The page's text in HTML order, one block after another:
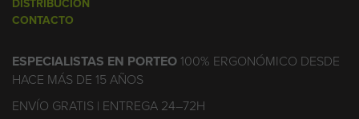
CONTACTO
ESPECIALISTAS EN PORTEO100% ERGONÓMICO DESDE
HACE MÁS DE 15 AÑOS
ENVÍO GRATIS | ENTREGA 24–72H